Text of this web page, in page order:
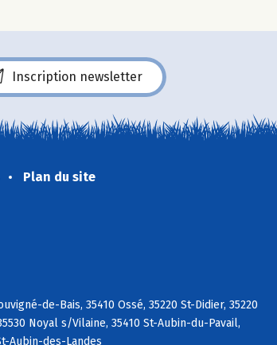
Inscription newsletter
Plan du site
de-Bais, 35410 Ossé, 35220 St-Didier, 35220
Noyal s/Vilaine, 35410 St-Aubin-du-Pavail,
Aubin-des-Landes